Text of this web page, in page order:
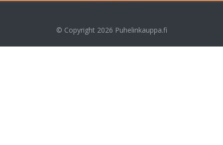
© Copyright 2026 Puhelinkauppa.fi